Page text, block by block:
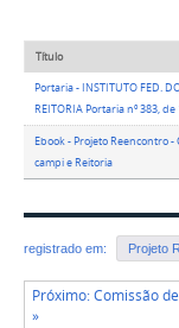
Título
Portaria - INSTITUTO FED.
REITORIA Portaria nº 383,
Ebook - Projeto Reencontro
campi e Reitoria
registrado em: Projeto
Próximo: Comissão
»